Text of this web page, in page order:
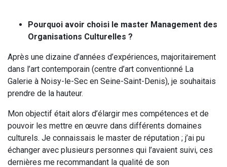
Pourquoi avoir choisi le master Management des
Organisations Culturelles ?
Après une dizaine d’années d’expériences, majoritairement
dans l’art contemporain (centre d’art conventionné La
Galerie à Noisy-le-Sec en Seine-Saint-Denis), je souhaitais
prendre de la hauteur.
Mon objectif était alors d’élargir mes compétences et de
pouvoir les mettre en œuvre dans différents domaines
culturels. Je connaissais le master de réputation ; j’ai pu
échanger avec plusieurs personnes qui l’avaient suivi, ces
dernières me recommandant la qualité de son